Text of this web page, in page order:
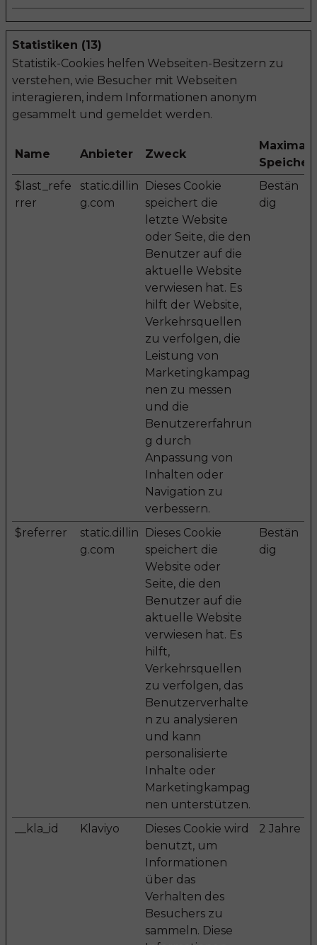
Statistiken (13)
Statistik-Cookies helfen Webseiten-Besitzern zu
verstehen, wie Besucher mit Webseiten
interagieren, indem Informationen anonym
gesammelt und gemeldet werden.
Name Anbieter Zweck
Maximale
$last_refe
rrer
static.dillin
g.com
Dieses Cookie
speichert die
letzte Website
oder Seite, die den
Benutzer auf die
aktuelle Website
verwiesen hat. Es
hilft der Website,
Verkehrsquellen
zu verfolgen, die
Leistung von
Marketingkampag
nen zu messen
und die
Benutzererfahrun
g durch
Anpassung von
Inhalten oder
Navigation zu
verbessern.
Bestän
dig
$referrer
static.dillin
g.com
Dieses Cookie
speichert die
Website oder
Seite, die den
Benutzer auf die
aktuelle Website
verwiesen hat. Es
hilft,
Verkehrsquellen
zu verfolgen, das
Benutzerverhalte
n zu analysieren
und kann
personalisierte
Inhalte oder
Marketingkampag
nen unterstützen.
Bestän
dig
__kla_id Klaviyo
Dieses Cookie wird
benutzt, um
Informationen
über das
Verhalten des
Besuchers zu
sammeln. Diese
2 Jahre